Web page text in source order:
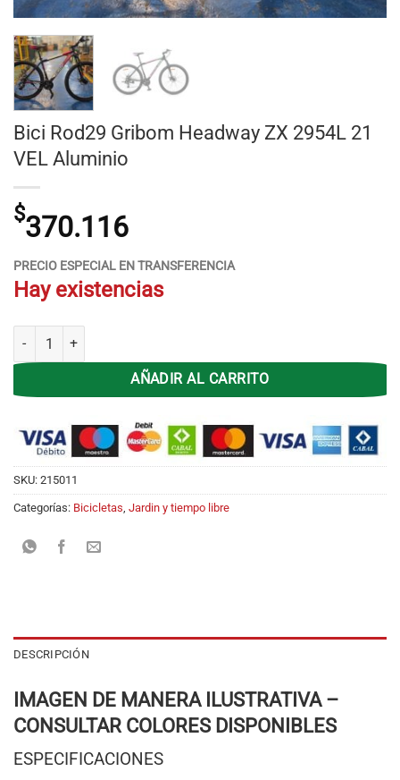
Bici Rod29 Gribom Headway ZX 2954L 21
VEL Aluminio
$370.116
PRECIO ESPECIAL EN TRANSFERENCIA
Hay existencias
Bici Rod29 Gribom Headway ZX 2954L 21 VEL Aluminio cantidad
AÑADIR AL CARRITO
SKU: 215011
Categorías: Bicicletas, Jardin y tiempo libre
DESCRIPCIÓN
IMAGEN DE MANERA ILUSTRATIVA –
CONSULTAR COLORES DISPONIBLES
ESPECIFICACIONES